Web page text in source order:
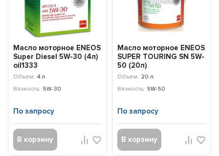
Масло моторное ENEOS
Super Diesel 5W-30 (4л)
oil1333
Объем: 4 л
Вязкость: 5W-30
По запросу
В корзину
Масло моторное ENEOS
SUPER TOURING SN 5W-
50 (20л)
8809478941752
Объем: 20 л
Вязкость: 5W-50
По запросу
В корзину